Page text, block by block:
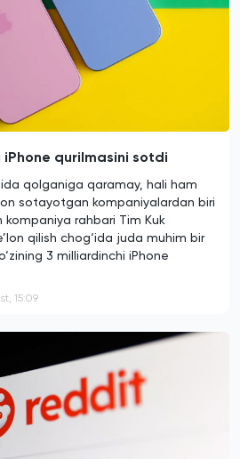
qurilmasini sotdi
qolganiga qaramay, hali ham
sotayotgan kompaniyalardan biri
kompaniya rahbari Tim Kuk
qilish chog‘ida juda muhim bir
3 milliardinchi iPhone
15:09